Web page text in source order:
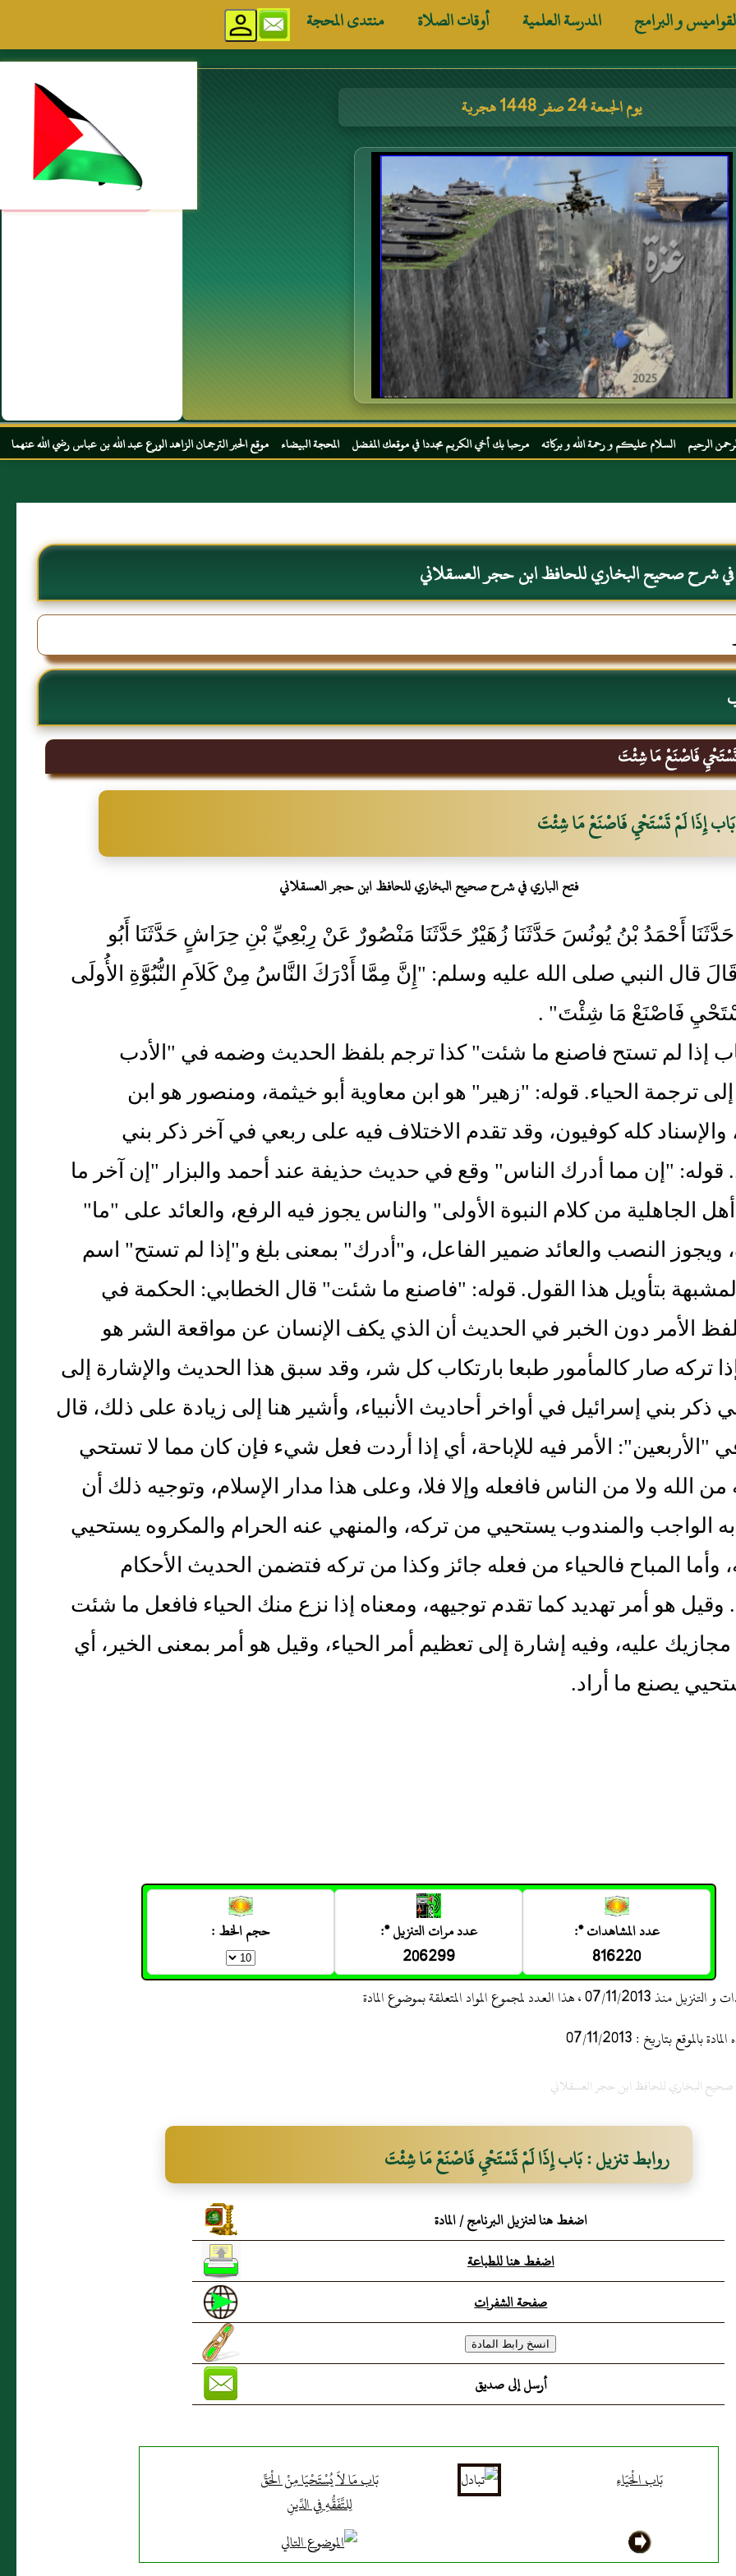
و البرامج المدرسة العلمية أوقات الصلاة منتدى المحجة
يوم الجمعة 24 صفر 1448 هجرية مواقع إسلامية
عليكم و رحمة الله و بركاته مرحبا بك أخي الكريم مجددا في موقعك المفضل المحجة البيضاء موقع الحبر الترجمان الزاهد الورع عبد الله بن عباس رضي الله عنهما
في شرح صحيح البخاري للحافظ ابن حجر العسقلاني
فَاصْنَعْ مَا شِئْتَ
بَاب إِذَا لَمْ تَسْتَحْيِ فَاصْنَعْ مَا شِئْتَ
فتح الباري في شرح صحيح البخاري للحافظ ابن حجر العسقلاني
حَدَّثَنَا أَحْمَدُ بْنُ يُونُسَ حَدَّثَنَا زُهَيْرٌ حَدَّثَنَا مَنْصُورٌ عَنْ رِبْعِيِّ بْنِ حِرَاشٍ حَدَّثَنَا أَبُو
قال النبي صلى الله عليه وسلم: "إِنَّ مِمَّا أَدْرَكَ النَّاسُ مِنْ كَلاَمِ النُّبُوَّةِ الأُولَى
فَاصْنَعْ مَا شِئْتَ" .
إذا لم تستح فاصنع ما شئت" كذا ترجم بلفظ الحديث وضمه في "الأدب
ترجمة الحياء. قوله: "زهير" هو ابن معاوية أبو خيثمة، ومنصور هو ابن
والإسناد كله كوفيون، وقد تقدم الاختلاف فيه على ربعي في آخر ذكر بني
قوله: "إن مما أدرك الناس" وقع في حديث حذيفة عند أحمد والبزار "إن آخر ما
الجاهلية من كلام النبوة الأولى" والناس يجوز فيه الرفع، والعائد على "ما"
النصب والعائد ضمير الفاعل، و"أدرك" بمعنى بلغ و"إذا لم تستح" اسم
بتأويل هذا القول. قوله: "فاصنع ما شئت" قال الخطابي: الحكمة في
بلفظ الأمر دون الخبر في الحديث أن الذي يكف الإنسان عن مواقعة الشر هو
تركه صار كالمأمور طبعا بارتكاب كل شر، وقد سبق هذا الحديث والإشارة إلى
بني إسرائيل في أواخر أحاديث الأنبياء، وأشير هنا إلى زيادة على ذلك، قال
"الأربعين": الأمر فيه للإباحة، أي إذا أردت فعل شيء فإن كان مما لا تستحي
من الله ولا من الناس فافعله وإلا فلا، وعلى هذا مدار الإسلام، وتوجيه ذلك أن
به الواجب والمندوب يستحيي من تركه، والمنهي عنه الحرام والمكروه يستحيي
وأما المباح فالحياء من فعله جائز وكذا من تركه فتضمن الحديث الأحكام
هو أمر تهديد كما تقدم توجيهه، ومعناه إذا نزع منك الحياء فافعل ما شئت
مجازيك عليه، وفيه إشارة إلى تعظيم أمر الحياء، وقيل هو أمر بمعنى الخير، أي
يصنع ما أراد.
عدد المشاهدات *:
816220
عدد مرات التنزيل *:
206299
حجم الخط :
العدد لمجموع المواد المتعلقة بموضوع المادة
بتاريخ : 07/11/2013
صحيح البخاري للحافظ ابن حجر العسقلاني
روابط تنزيل : بَاب إِذَا لَمْ تَسْتَحْيِ فَاصْنَعْ مَا شِئْتَ
اضغط هنا لتنزيل البرنامج / المادة
اضغط هنا للطباعة
صفحة الشفرات
أرسل إلى صديق
بَاب الْحَيَاءِ
بَاب مَا لاَ يُسْتَحْيَا مِنْ الْحَقِّ
لِلتَّفَقُّهِ فِي الدِّينِ